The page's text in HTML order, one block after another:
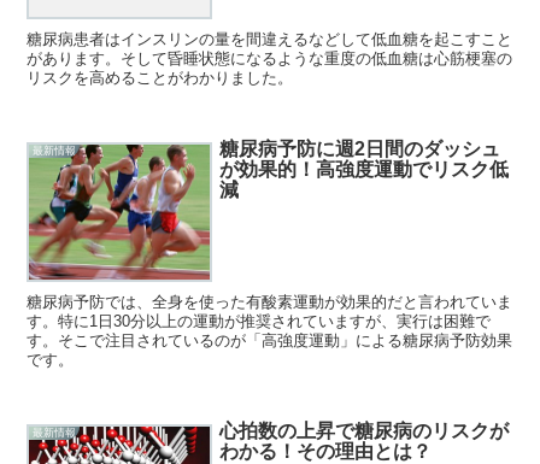
糖尿病患者はインスリンの量を間違えるなどして低血糖を起こすこと
があります。そして昏睡状態になるような重度の低血糖は心筋梗塞の
リスクを高めることがわかりました。
最新情報
糖尿病予防に週2日間のダッシュ
が効果的！高強度運動でリスク低
減
糖尿病予防では、全身を使った有酸素運動が効果的だと言われていま
す。特に1日30分以上の運動が推奨されていますが、実行は困難で
す。そこで注目されているのが「高強度運動」による糖尿病予防効果
です。
最新情報
心拍数の上昇で糖尿病のリスクが
わかる！その理由とは？